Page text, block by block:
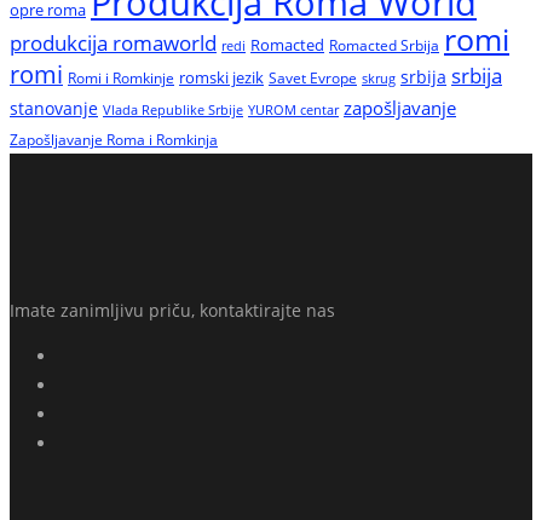
opre roma
produkcija romaworld redi Romacted Romacted Srbija romi
romi Romi i Romkinje romski jezik Savet Evrope skrug srbija srbija
stanovanje Vlada Republike Srbije YUROM centar zapošljavanje
Zapošljavanje Roma i Romkinja
Imate zanimljivu priču, kontaktirajte nas